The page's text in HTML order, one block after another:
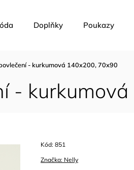
Doplňky Poukazy
- kurkumová 140x200, 70x90
-
Značka: Nelly
Kód: 851